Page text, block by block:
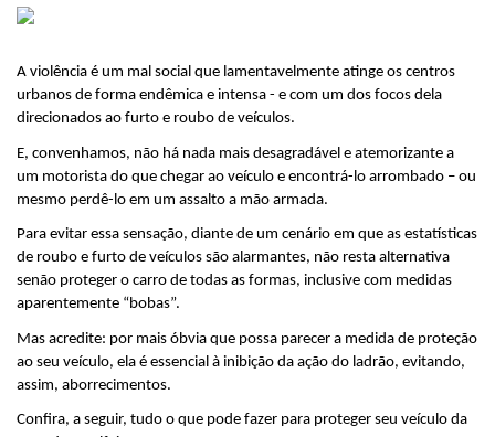
A violência é um mal social que lamentavelmente atinge os centros
urbanos de forma endêmica e intensa - e com um dos focos dela
direcionados ao furto e roubo de veículos.
E, convenhamos, não há nada mais desagradável e atemorizante a
um motorista do que chegar ao veículo e encontrá-lo arrombado – ou
mesmo perdê-lo em um assalto a mão armada.
Para evitar essa sensação, diante de um cenário em que as estatísticas
de roubo e furto de veículos são alarmantes, não resta alternativa
senão proteger o carro de todas as formas, inclusive com medidas
aparentemente “bobas”.
Mas acredite: por mais óbvia que possa parecer a medida de proteção
ao seu veículo, ela é essencial à inibição da ação do ladrão, evitando,
assim, aborrecimentos.
Confira, a seguir, tudo o que pode fazer para proteger seu veículo da